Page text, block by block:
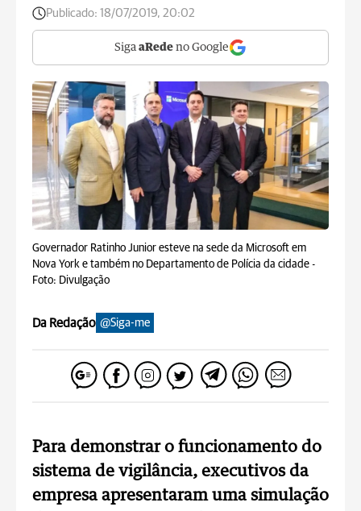
Publicado: 18/07/2019, 20:02
Siga aRede no Google
Governador Ratinho Junior esteve na sede da Microsoft em
Nova York e também no Departamento de Polícia da cidade -
Foto: Divulgação
Da Redação @Siga-me
Para demonstrar o funcionamento do
sistema de vigilância, executivos da
empresa apresentaram uma simulação